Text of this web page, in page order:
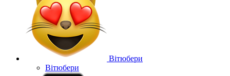
Вітюбери
Вітюбери